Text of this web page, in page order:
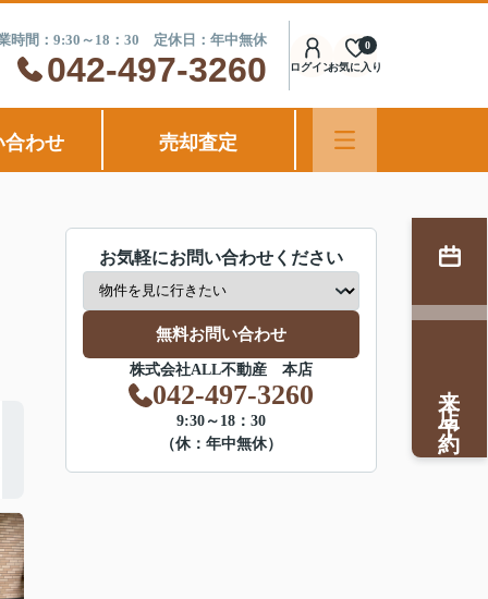
時間：9:30～18：30 定休日：年中無休
042-497-3260 ログインお気に入り
0
合わせ 売却査定
お気軽にお問い合わせください
無料お問い合わせ
株式会社ALL不動産 本店
042-497-3260
9:30～18：30
（休：年中無休）
来店予約